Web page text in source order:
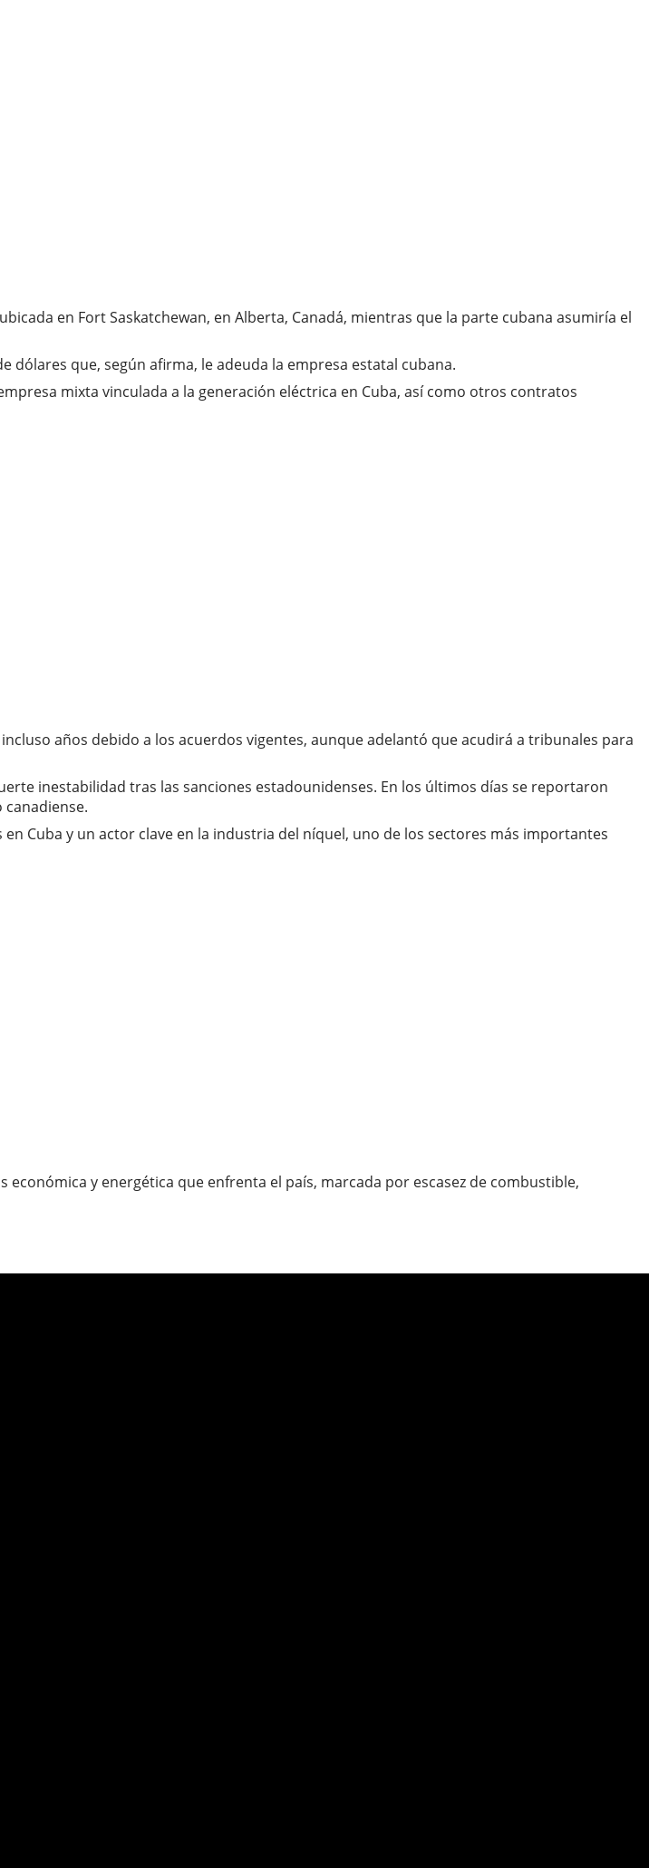
en Fort Saskatchewan, en Alberta, Canadá, mientras que la parte cubana asumiría el
que, según afirma, le adeuda la empresa estatal cubana.
mixta vinculada a la generación eléctrica en Cuba, así como otros contratos
años debido a los acuerdos vigentes, aunque adelantó que acudirá a tribunales para
inestabilidad tras las sanciones estadounidenses. En los últimos días se reportaron
Cuba y un actor clave en la industria del níquel, uno de los sectores más importantes
y energética que enfrenta el país, marcada por escasez de combustible,